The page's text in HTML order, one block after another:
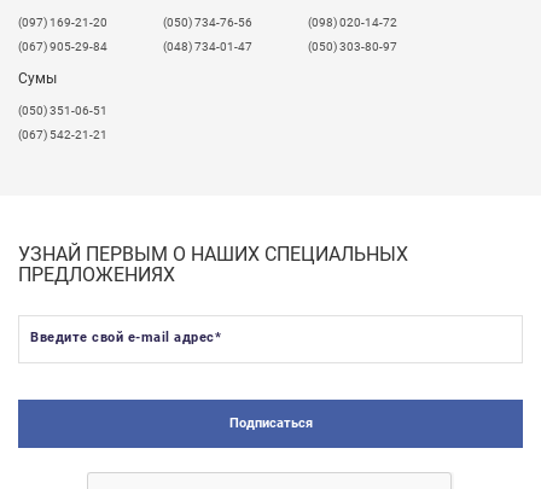
​(097) 169-21-20
(067) 905-29-84
(050) 734-76-56
(048) 734-01-47
(098) 020-14-72
(050) 303-80-97
Сумы
(050) 351-06-51
(067) 542-21-21
УЗНАЙ ПЕРВЫМ О НАШИХ СПЕЦИАЛЬНЫХ
ПРЕДЛОЖЕНИЯХ
Введите свой e-mail адрес*
Подписаться